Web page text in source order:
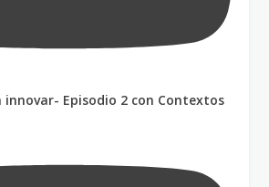
innovar- Episodio 2 con Contextos